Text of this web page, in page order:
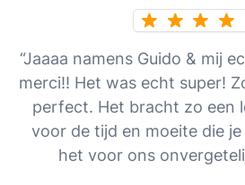
“Jaaaa namens Guido & mij
merci!! Het was echt super!
perfect. Het bracht zo een
voor de tijd en moeite die
het voor ons